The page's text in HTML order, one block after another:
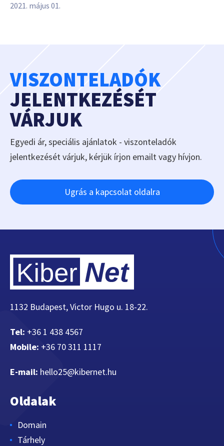
2021. május 01.
VISZONTELADÓK
JELENTKEZÉSÉT
VÁRJUK
Egyedi ár, speciális ajánlatok - viszonteladók
jelentkezését várjuk, kérjük írjon emailt vagy hívjon.
Ugrás a kapcsolat oldalra
1132 Budapest, Victor Hugo u. 18-22.
Tel: +36 1 438 4567
Mobile: +36 70 311 1117
E-mail: hello25@kibernet.hu
Oldalak
Domain
Tárhely